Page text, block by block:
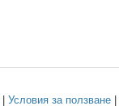
Условия за ползване